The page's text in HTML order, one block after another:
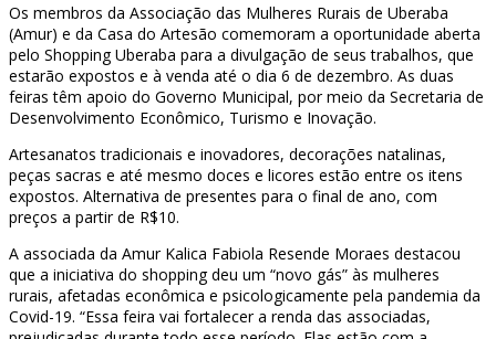
Os membros da Associação das Mulheres Rurais de Uberaba
(Amur) e da Casa do Artesão comemoram a oportunidade aberta
pelo Shopping Uberaba para a divulgação de seus trabalhos, que
estarão expostos e à venda até o dia 6 de dezembro. As duas
feiras têm apoio do Governo Municipal, por meio da Secretaria de
Desenvolvimento Econômico, Turismo e Inovação.
Artesanatos tradicionais e inovadores, decorações natalinas,
peças sacras e até mesmo doces e licores estão entre os itens
expostos. Alternativa de presentes para o final de ano, com
preços a partir de R$10.
A associada da Amur Kalica Fabiola Resende Moraes destacou
que a iniciativa do shopping deu um “novo gás” às mulheres
rurais, afetadas econômica e psicologicamente pela pandemia da
Covid-19. “Essa feira vai fortalecer a renda das associadas,